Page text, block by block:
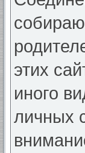
этих
иного
личных